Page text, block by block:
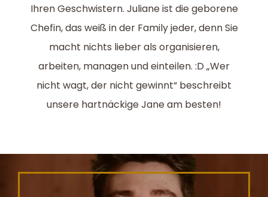
Ihren Geschwistern. Juliane ist die geborene
Chefin, das weiß in der Family jeder, denn Sie
macht nichts lieber als organisieren,
arbeiten, managen und einteilen. :D „Wer
nicht wagt, der nicht gewinnt“ beschreibt
unsere hartnäckige Jane am besten!